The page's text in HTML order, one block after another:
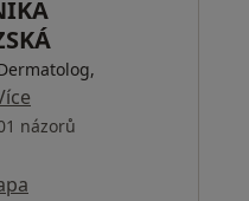
názorů